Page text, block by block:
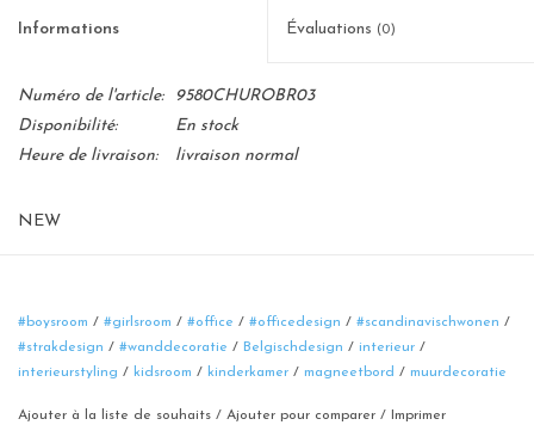
Informations Évaluations (0)
Numéro de l'article:
9580CHUROBR03
Disponibilité:
En stock
Heure de livraison:
livraison normal
NEW
material: poadercoated steel
couleur: rouille
#boysroom / #girlsroom / #office / #officedesign / #scandinavischwonen /
#strakdesign / #wanddecoratie / Belgischdesign / interieur /
interieurstyling / kidsroom / kinderkamer / magneetbord / muurdecoratie
Ajouter à la liste de souhaits / Ajouter pour comparer / Imprimer